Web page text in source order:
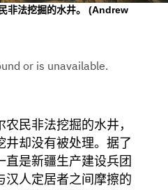
非法挖掘的水井。(Andrew
民非法挖掘的水井，
井却没有被处理。据了
是新疆生产建设兵团
汉人定居者之间摩擦的